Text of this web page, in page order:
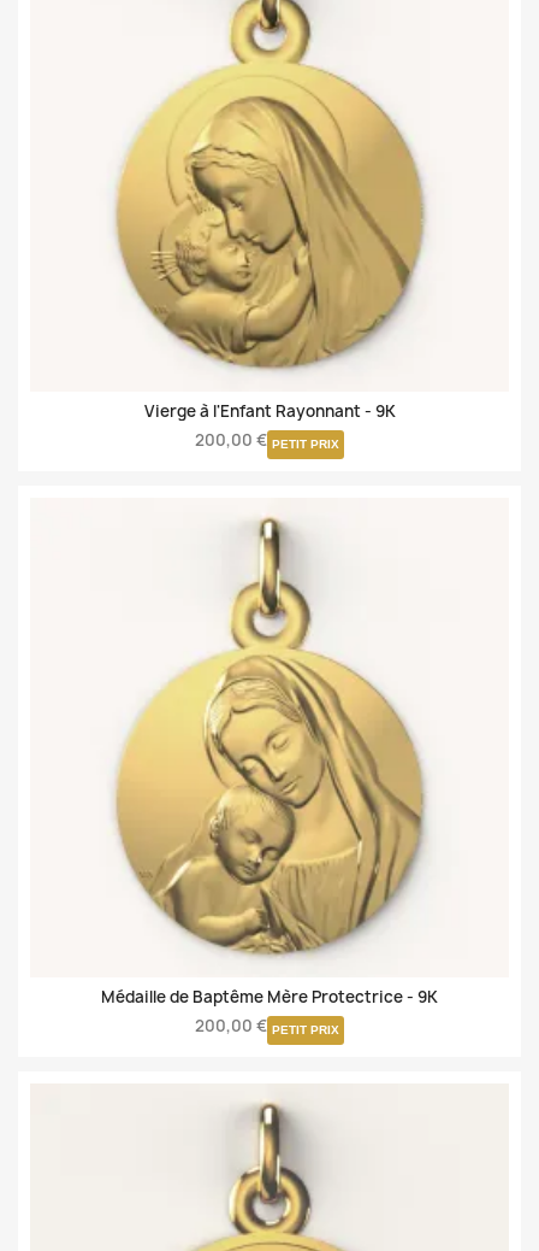
Vierge à l'Enfant Rayonnant - 9K
200,00 € PETIT PRIX
Médaille de Baptême Mère Protectrice - 9K
200,00 € PETIT PRIX